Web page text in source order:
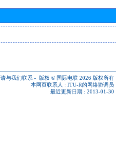
请与我们联系 - 版权 © 国际电联 2026 版权所有
本网页联系人 : ITU-R的网络协调员
最近更新日期 : 2013-01-30